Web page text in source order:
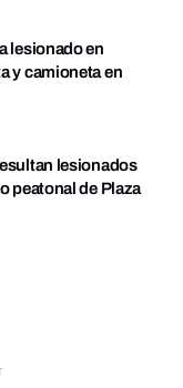
lesionado en
y camioneta en
lesionados
peatonal de Plaza